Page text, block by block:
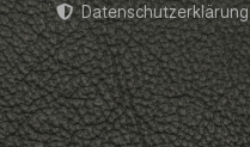
Datenschutzerklärung